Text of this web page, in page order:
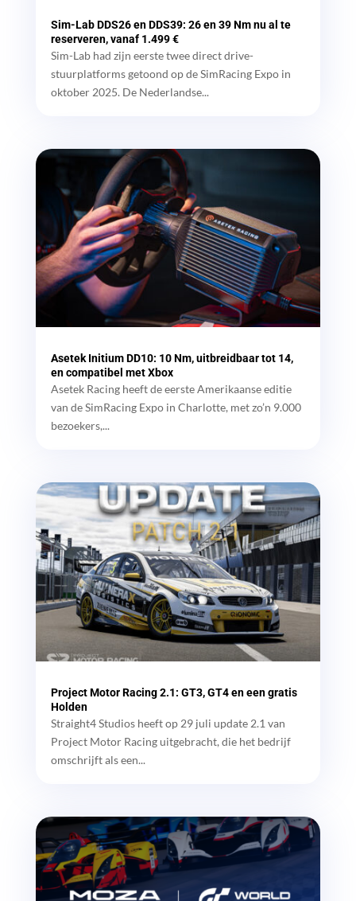
Sim-Lab DDS26 en DDS39: 26 en 39 Nm nu al te
reserveren, vanaf 1.499 €
Sim-Lab had zijn eerste twee direct drive-
stuurplatforms getoond op de SimRacing Expo in
oktober 2025. De Nederlandse...
Asetek Initium DD10: 10 Nm, uitbreidbaar tot 14,
en compatibel met Xbox
Asetek Racing heeft de eerste Amerikaanse editie
van de SimRacing Expo in Charlotte, met zo’n 9.000
bezoekers,...
Project Motor Racing 2.1: GT3, GT4 en een gratis
Holden
Straight4 Studios heeft op 29 juli update 2.1 van
Project Motor Racing uitgebracht, die het bedrijf
omschrijft als een...